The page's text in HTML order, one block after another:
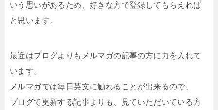
いう思いがあるため、好きな方で登録してもらえれば
と思います。
最近はブログよりもメルマガの記事の方に力を入れて
います。
メルマガでは毎日英文に触れることが出来るので、
ブログで更新する記事よりも、見ていただいている方